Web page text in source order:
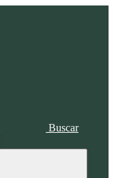
Buscar